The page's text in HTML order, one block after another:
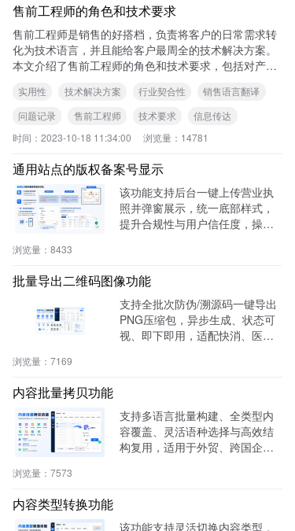
售前工程师的角色和技术要求
售前工程师是销售的好搭档，负责将客户的日常需求转
化为技术语言，并且能给客户最周全的技术解决方案。
本文介绍了售前工程师的角色和技术要求，包括对产品
关注。同时还强调了售前工程师需要将销售语言翻译成
技术语言，并对客户传达清楚产品的形态、操作方式、
的行业契合性、实用性和详实性，以及记录问题和解决
方式的重要性。
实用性 技术解决方案 行业契合性
销售语言翻译
问题记录
售前工程师 技术要求
信息传达
时间： 2023-10-18 11:34:00 浏览量： 14781
通用站点的版权备案号显示
该功能支持后台一键上传营业执
照并弹窗展示，统一底部样式，
提升合规性与用户信任度，操作
浏览量： 8433
批量导出二维码图像功能
支持全批次防伪/溯源码一键导出
PNG压缩包，异步生成、状态可
视、即下即用，适配快消、医
浏览量： 7169
内容批量拷贝功能
支持多语言批量构建、全类型内
容覆盖、灵活语种选择与高效结
构复用，适用于外贸、跨国企
浏览量： 7573
内容类型转换功能
该功能支持灵活切换内容类型，